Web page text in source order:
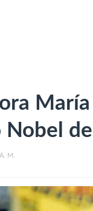
María
Nobel
M.